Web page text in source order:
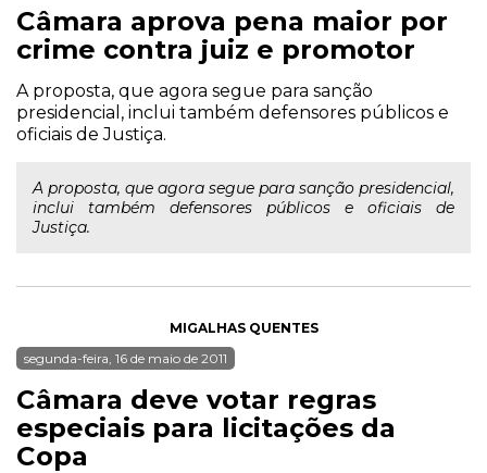
Câmara aprova pena maior por
crime contra juiz e promotor
A proposta, que agora segue para sanção
presidencial, inclui também defensores públicos e
oficiais de Justiça.
A proposta, que agora segue para sanção presidencial,
inclui também defensores públicos e oficiais de
Justiça.
MIGALHAS QUENTES
segunda-feira, 16 de maio de 2011
Câmara deve votar regras
especiais para licitações da
Copa